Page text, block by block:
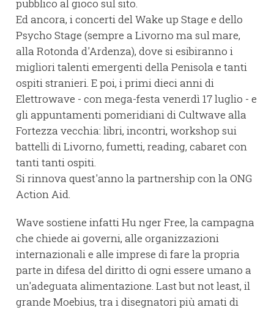
pubblico al gioco sul sito.
Ed ancora, i concerti del Wake up Stage e dello
Psycho Stage (sempre a Livorno ma sul mare,
alla Rotonda d'Ardenza), dove si esibiranno i
migliori talenti emergenti della Penisola e tanti
ospiti stranieri. E poi, i primi dieci anni di
Elettrowave - con mega-festa venerdì 17 luglio - e
gli appuntamenti pomeridiani di Cultwave alla
Fortezza vecchia: libri, incontri, workshop sui
battelli di Livorno, fumetti, reading, cabaret con
tanti tanti ospiti.
Si rinnova quest'anno la partnership con la ONG
Action Aid.
Wave sostiene infatti Hu nger Free, la campagna
che chiede ai governi, alle organizzazioni
internazionali e alle imprese di fare la propria
parte in difesa del diritto di ogni essere umano a
un'adeguata alimentazione. Last but not least, il
grande Moebius, tra i disegnatori più amati di